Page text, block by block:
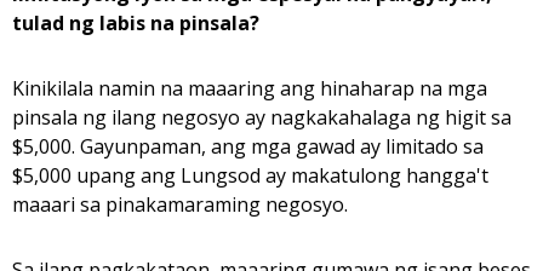
tulad ng labis na pinsala?
Kinikilala namin na maaaring ang hinaharap na mga
pinsala ng ilang negosyo ay nagkakahalaga ng higit sa
$5,000. Gayunpaman, ang mga gawad ay limitado sa
$5,000 upang ang Lungsod ay makatulong hangga't
maaari sa pinakamaraming negosyo.